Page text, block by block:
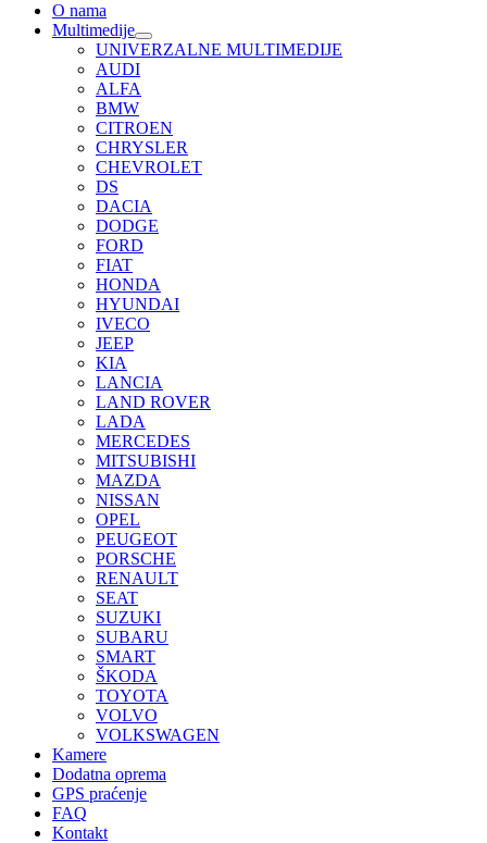
O nama
Multimedije
UNIVERZALNE MULTIMEDIJE
AUDI
ALFA
BMW
CITROEN
CHRYSLER
CHEVROLET
DS
DACIA
DODGE
FORD
FIAT
HONDA
HYUNDAI
IVECO
JEEP
KIA
LANCIA
LAND ROVER
LADA
MERCEDES
MITSUBISHI
MAZDA
NISSAN
OPEL
PEUGEOT
PORSCHE
RENAULT
SEAT
SUZUKI
SUBARU
SMART
ŠKODA
TOYOTA
VOLVO
VOLKSWAGEN
Kamere
Dodatna oprema
GPS praćenje
FAQ
Kontakt